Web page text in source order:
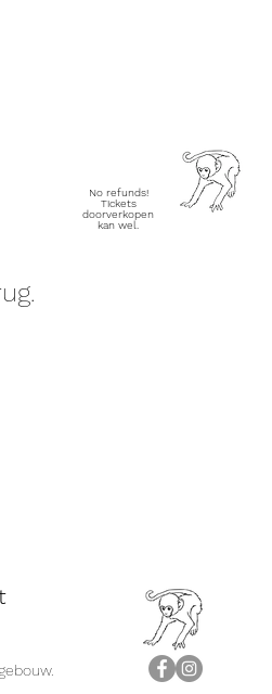
No refunds!
Tickets
doorverkopen
kan wel.